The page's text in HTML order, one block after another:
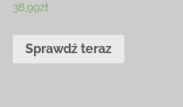
38,99zł
Sprawdź teraz